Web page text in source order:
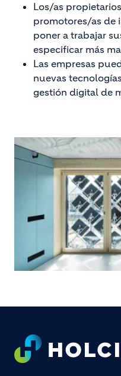
Los/as
promotores/as de
poner a trabajar
especificar más
Las empresas
nuevas
gestión digital de
Footer